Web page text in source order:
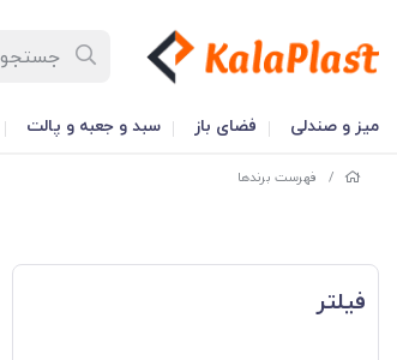
میز و صندلی فضای باز سبد و جعبه و پالت
/ فهرست برندها
فیلتر